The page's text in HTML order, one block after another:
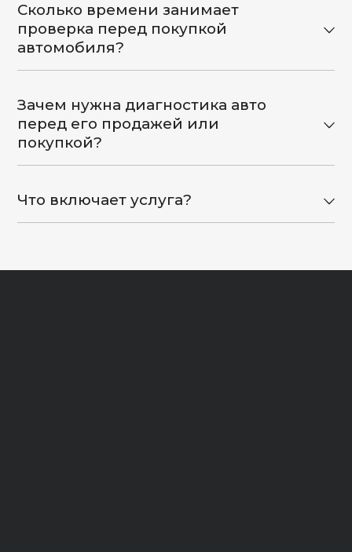
Сколько времени занимает
проверка перед покупкой
автомобиля?
Зачем нужна диагностика авто
перед его продажей или
покупкой?
Что включает услуга?